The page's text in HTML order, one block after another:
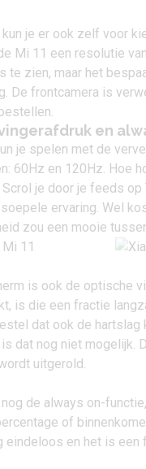
kun je er ook zelf voor
Mi 11 een resolutie
te zien, maar het
De frontcamera is
en
je spelen met de
60Hz en 120Hz. Hoe
je door je feeds
ervaring. Wel
zou een mooie
is ook de optische
is die een fractie
dat ook de hartslag
dat nog niet mogelijk.
uitgerold.
de always on-
of
eindeloos en het is een